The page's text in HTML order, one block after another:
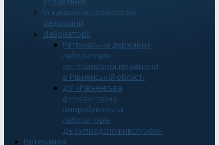
Установи ветеринарної
медицини
Лабораторії
Регіональна державна
лабораторія
ветеринарної медицини
в Рівненській області
ДУ «Рівненська
фітосанітарна
випробувальна
лабораторія
Держпродспоживслужби»
Ветеранам